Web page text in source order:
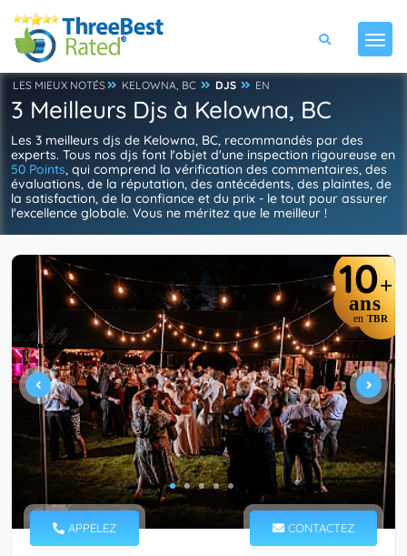
LES MIEUX NOTÉS KELOWNA, BC DJS EN
3 Meilleurs Djs à Kelowna, BC
Les 3 meilleurs djs de Kelowna, BC, recommandés par des
experts. Tous nos djs font l'objet d'une inspection rigoureuse en
50 Points, qui comprend la vérification des commentaires, des
évaluations, de la réputation, des antécédents, des plaintes, de
la satisfaction, de la confiance et du prix - le tout pour assurer
l'excellence globale. Vous ne méritez que le meilleur !
10+
ans
en TBR
APPELEZ CONTACTEZ